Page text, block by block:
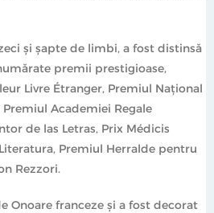
și șapte de limbi, a fost distinsă
premii prestigioase,
Livre Étranger, Premiul Național
Academiei Regale
de las Letras, Prix Médicis
Premiul Herralde pentru
Rezzori.
Onoare franceze și a fost decorat